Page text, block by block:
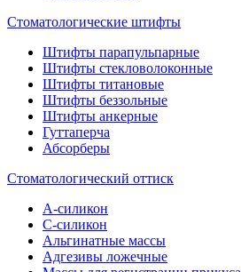
Стоматологические штифты
Штифты парапульпарные
Штифты стекловолоконные
Штифты титановые
Штифты беззольные
Штифты анкерные
Гуттаперча
Абсорберы
Стоматологический оттиск
А-силикон
C-силикон
Альгинатные массы
Адгезивы ложечные